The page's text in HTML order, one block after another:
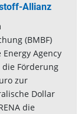
Allianz
(BMBF)
Agency
die Förderung
zur
Dollar
die